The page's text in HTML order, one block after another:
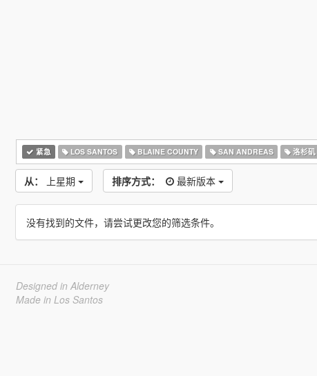
紧急 LOS SANTOS BLAINE COUNTY SAN ANDREAS 洛杉矶
从： 上星期 排序方式： 最新版本
没有找到的文件，请尝试更改您的筛选条件。
Designed in Alderney
Made in Los Santos